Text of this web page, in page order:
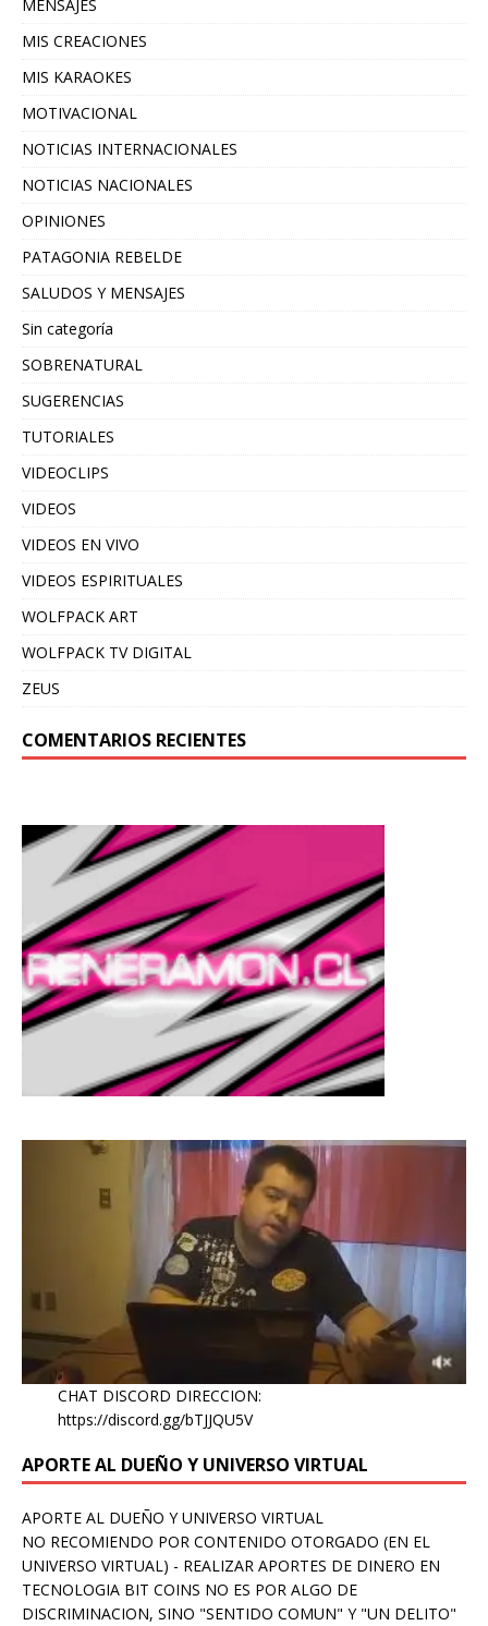
MENSAJES
MIS CREACIONES
MIS KARAOKES
MOTIVACIONAL
NOTICIAS INTERNACIONALES
NOTICIAS NACIONALES
OPINIONES
PATAGONIA REBELDE
SALUDOS Y MENSAJES
Sin categoría
SOBRENATURAL
SUGERENCIAS
TUTORIALES
VIDEOCLIPS
VIDEOS
VIDEOS EN VIVO
VIDEOS ESPIRITUALES
WOLFPACK ART
WOLFPACK TV DIGITAL
ZEUS
COMENTARIOS RECIENTES
CHAT DISCORD DIRECCION:
https://discord.gg/bTJJQU5V
APORTE AL DUEÑO Y UNIVERSO VIRTUAL
APORTE AL DUEÑO Y UNIVERSO VIRTUAL
NO RECOMIENDO POR CONTENIDO OTORGADO (EN EL
UNIVERSO VIRTUAL) - REALIZAR APORTES DE DINERO EN
TECNOLOGIA BIT COINS NO ES POR ALGO DE
DISCRIMINACION, SINO "SENTIDO COMUN" Y "UN DELITO"